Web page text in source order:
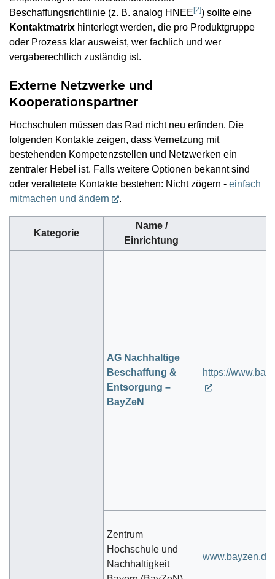
Beschaffungsrichtlinie (z. B. analog HNEE[2]) sollte eine
Kontaktmatrix hinterlegt werden, die pro Produktgruppe
oder Prozess klar ausweist, wer fachlich und wer
vergaberechtlich zuständig ist.
Externe Netzwerke und
Kooperationspartner
Hochschulen müssen das Rad nicht neu erfinden. Die
folgenden Kontakte zeigen, dass Vernetzung mit
bestehenden Kompetenzstellen und Netzwerken ein
zentraler Hebel ist. Falls weitere Optionen bekannt sind
oder veraltetete Kontakte bestehen: Nicht zögern - einfach
mitmachen und ändern
.
Kategorie
Name /
Einrichtung
AG Nachhaltige
Beschaffung &
Entsorgung –
BayZeN
https://
Zentrum
Hochschule und
Nachhaltigkeit
www.bayzen.de